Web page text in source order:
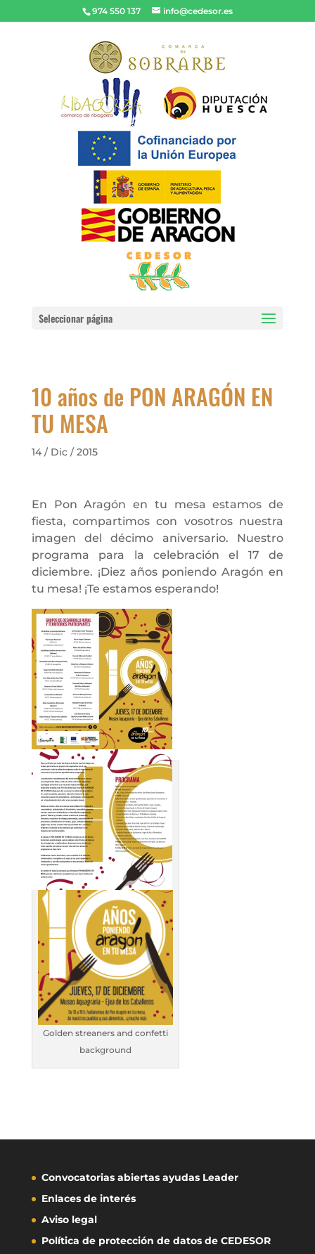
974 550 137 info@cedesor.es
Seleccionar página
10 años de PON ARAGÓN EN
TU MESA
14 / Dic / 2015
En Pon Aragón en tu mesa estamos de
fiesta, compartimos con vosotros nuestra
imagen del décimo aniversario. Nuestro
programa para la celebración el 17 de
diciembre. ¡Diez años poniendo Aragón en
tu mesa! ¡Te estamos esperando!
Golden streaners and confetti
background
Convocatorias abiertas ayudas Leader
Enlaces de interés
Aviso legal
Política de protección de datos de CEDESOR